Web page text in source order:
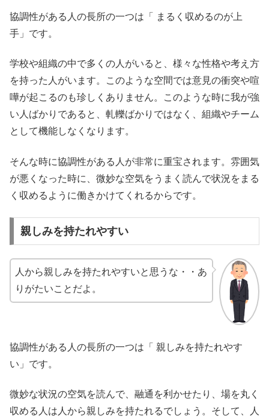
協調性がある人の長所の一つは「 まるく収めるのが上
手」です。
学校や組織の中で多くの人がいると、様々な性格や考え方
を持った人がいます。このような空間では意見の衝突や喧
嘩が起こるのも珍しくありません。このような時に我が強
い人ばかりであると、軋轢ばかりではなく、組織やチーム
として機能しなくなります。
そんな時に協調性がある人が非常に重宝されます。雰囲気
が悪くなった時に、微妙な空気をうまく読んで状況をまる
く収めるように働きかけてくれるからです。
親しみを持たれやすい
人から親しみを持たれやすいと思うな・・あ
りがたいことだよ。
協調性がある人の長所の一つは「 親しみを持たれやす
い」です。
微妙な状況の空気を読んで、融通を利かせたり、場を丸く
収める人は人から親しみを持たれるでしょう。そして、人